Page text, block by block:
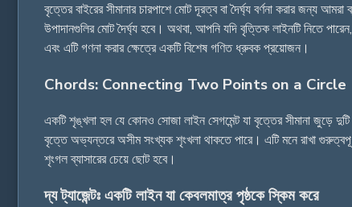
বৃত্তের বাইরের সীমানার চারপাশে মোট দূরত্ব বা দৈর্ঘ্য বর্ণনা করার জন্য
উপাদানগুলির মোট দৈৰ্ঘ্য হবে। অথবা, আপনি যদি বৃত্তিক লাইনটি নিতে
এবং এটি গণনা করার ক্ষেত্রে একটি বিশেষ গণিত ধ্রুবক প্রয়োজন।
Chords: Connecting Two Points on a Circle
একটি শৃঙ্খলা হল যে কোনও সোজা লাইন সেগমেন্ট যা বৃত্তের সীমানা জুড়ে
বৃত্তে অভ্যন্তরে অসীম সংখ্যক শৃংখলা থাকতে পারে। এটি মনে রাখা
শৃংগল ব্যাসারের চেয়ে ছোট হবে।
দ্য ট্যাজেন্টঃ একটি লাইন যা কেবলমাত্র পৃষ্ঠকে স্কিম করে